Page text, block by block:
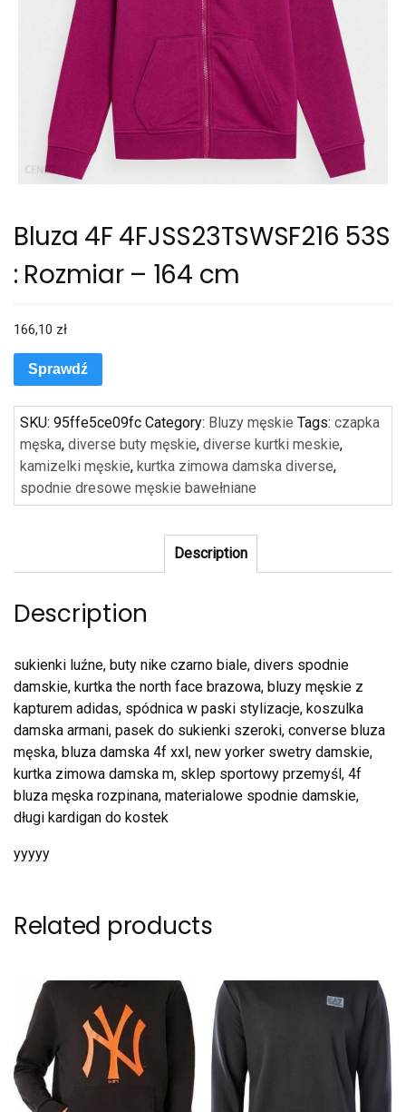
Bluza 4F 4FJSS23TSWSF216 53S
: Rozmiar – 164 cm
166,10 zł
Sprawdź
SKU: 95ffe5ce09fc Category: Bluzy męskie Tags: czapka
męska, diverse buty męskie, diverse kurtki meskie,
kamizelki męskie, kurtka zimowa damska diverse,
spodnie dresowe męskie bawełniane
Description
Description
sukienki luźne, buty nike czarno biale, divers spodnie
damskie, kurtka the north face brazowa, bluzy męskie z
kapturem adidas, spódnica w paski stylizacje, koszulka
damska armani, pasek do sukienki szeroki, converse bluza
męska, bluza damska 4f xxl, new yorker swetry damskie,
kurtka zimowa damska m, sklep sportowy przemyśl, 4f
bluza męska rozpinana, materialowe spodnie damskie,
długi kardigan do kostek
yyyyy
Related products